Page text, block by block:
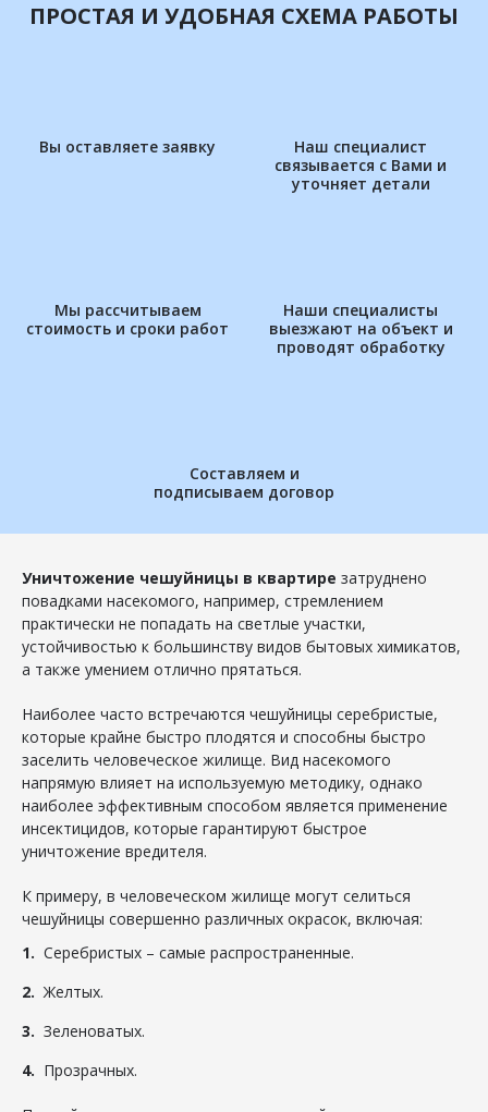
ПРОСТАЯ И УДОБНАЯ СХЕМА РАБОТЫ
Вы оставляете заявку
Наш специалист
связывается с Вами и
уточняет детали
Мы рассчитываем
стоимость и сроки работ
Наши специалисты
выезжают на объект и
проводят обработку
Составляем и
подписываем договор
Уничтожение чешуйницы в квартире затруднено
повадками насекомого, например, стремлением
практически не попадать на светлые участки,
устойчивостью к большинству видов бытовых химикатов,
а также умением отлично прятаться.
Наиболее часто встречаются чешуйницы серебристые,
которые крайне быстро плодятся и способны быстро
заселить человеческое жилище. Вид насекомого
напрямую влияет на используемую методику, однако
наиболее эффективным способом является применение
инсектицидов, которые гарантируют быстрое
уничтожение вредителя.
К примеру, в человеческом жилище могут селиться
чешуйницы совершенно различных окрасок, включая:
Серебристых – самые распространенные.
Желтых.
Зеленоватых.
Прозрачных.